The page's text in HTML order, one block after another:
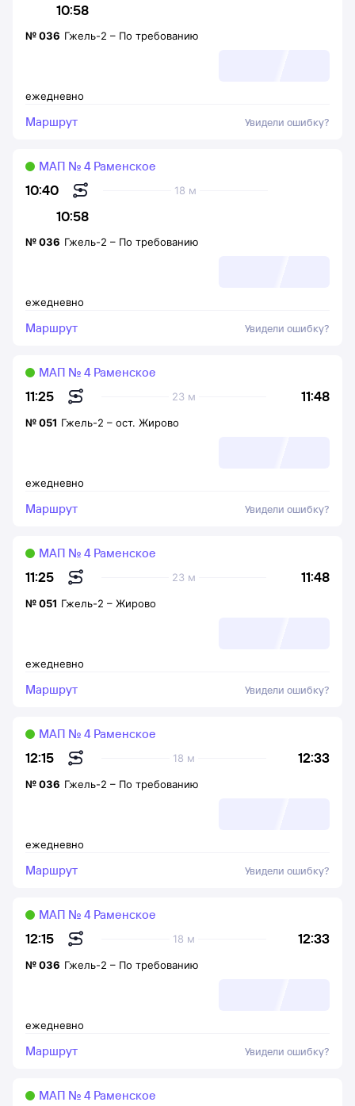
10:58
ежедневно
№036 Гжель-2 – По требованию
Маршрут Увидели ошибку?
10:40
10:58
18 м
МАП № 4 Раменское
ежедневно
№036 Гжель-2 – По требованию
Маршрут Увидели ошибку?
11:25 11:48
23 м
МАП № 4 Раменское
ежедневно
№051 Гжель-2 – ост. Жирово
Маршрут Увидели ошибку?
11:25 11:48
23 м
МАП № 4 Раменское
ежедневно
№051 Гжель-2 – Жирово
Маршрут Увидели ошибку?
12:15 12:33
18 м
МАП № 4 Раменское
ежедневно
№036 Гжель-2 – По требованию
Маршрут Увидели ошибку?
12:15 12:33
18 м
МАП № 4 Раменское
ежедневно
№036 Гжель-2 – По требованию
Маршрут Увидели ошибку?
МАП № 4 Раменское